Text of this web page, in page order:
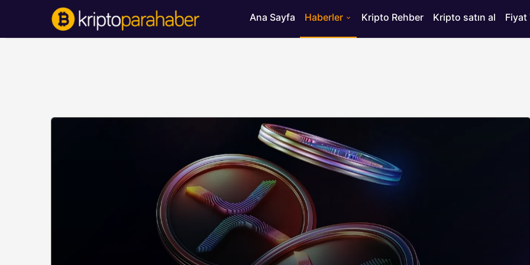
Ana Sayfa Haberler Kripto Rehber Kripto satın al Fiyat
BITCOIN HABERLERI HABERLER